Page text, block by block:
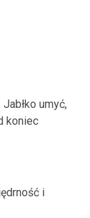
umyć,
koniec
i